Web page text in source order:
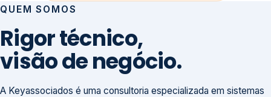
QUEM SOMOS
Rigor técnico,
visão de negócio.
A Keyassociados é uma consultoria especializada em sistemas